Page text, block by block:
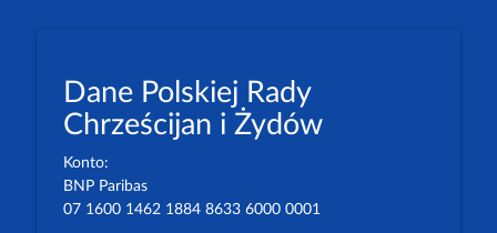
Dane Polskiej Rady
Chrześcijan i Żydów
Konto:
BNP Paribas
07 1600 1462 1884 8633 6000 0001